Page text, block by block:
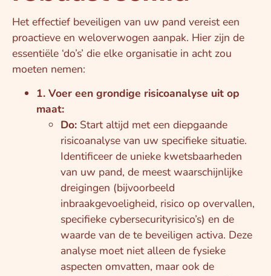
Het effectief beveiligen van uw pand vereist een
proactieve en weloverwogen aanpak. Hier zijn de
essentiële ‘do’s’ die elke organisatie in acht zou
moeten nemen:
1. Voer een grondige risicoanalyse uit op
maat:
Do: Start altijd met een diepgaande
risicoanalyse van uw specifieke situatie.
Identificeer de unieke kwetsbaarheden
van uw pand, de meest waarschijnlijke
dreigingen (bijvoorbeeld
inbraakgevoeligheid, risico op overvallen,
specifieke cybersecurityrisico’s) en de
waarde van de te beveiligen activa. Deze
analyse moet niet alleen de fysieke
aspecten omvatten, maar ook de